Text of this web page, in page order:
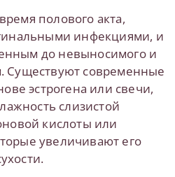
полового акта,
инфекциями, и
до невыносимого и
Существуют современные
эстрогена или свечи,
слизистой
кислоты или
увеличивают его